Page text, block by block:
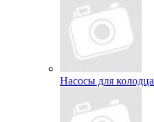
Насосы для колодца